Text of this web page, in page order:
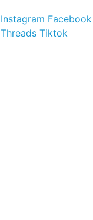
Instagram Facebook
Threads Tiktok